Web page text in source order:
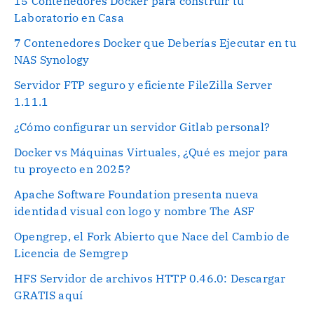
Laboratorio en Casa
7 Contenedores Docker que Deberías Ejecutar en tu
NAS Synology
Servidor FTP seguro y eficiente FileZilla Server
1.11.1
¿Cómo configurar un servidor Gitlab personal?
Docker vs Máquinas Virtuales, ¿Qué es mejor para
tu proyecto en 2025?
Apache Software Foundation presenta nueva
identidad visual con logo y nombre The ASF
Opengrep, el Fork Abierto que Nace del Cambio de
Licencia de Semgrep
HFS Servidor de archivos HTTP 0.46.0: Descargar
GRATIS aquí